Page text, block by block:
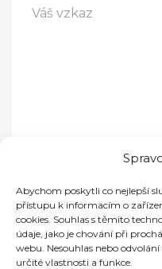
Abychom poskytli co nejlepší
přístupu k informacím o
cookies. Souhlas s těmito
údaje, jako je chování při
webu. Nesouhlas nebo
určité vlastnosti a funkce.